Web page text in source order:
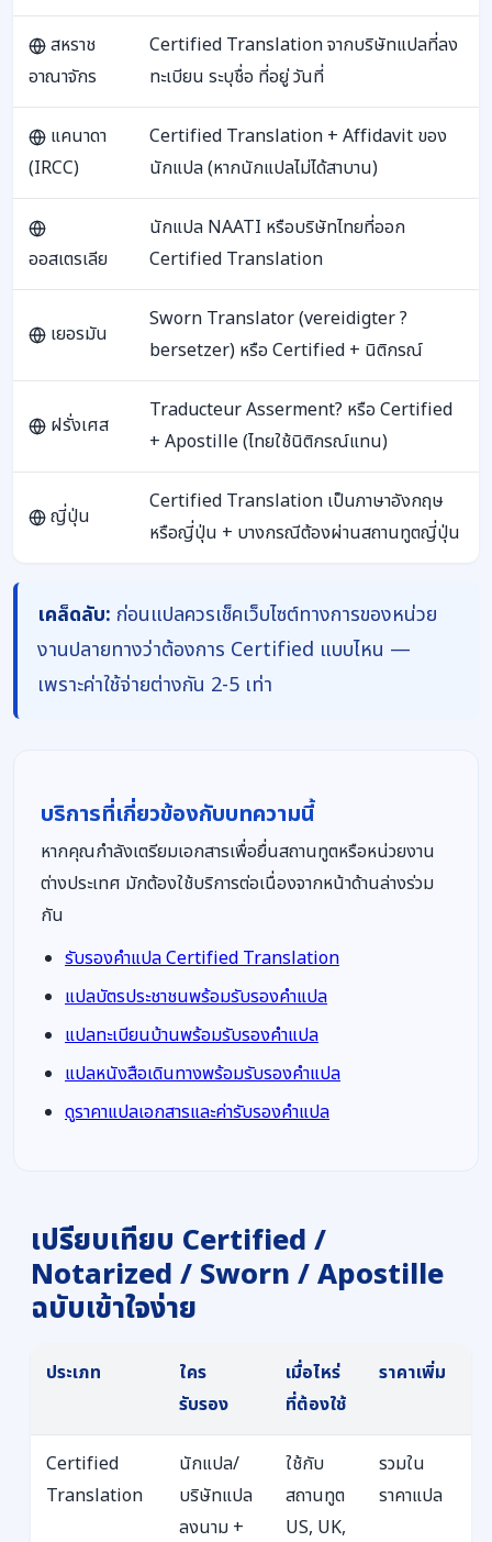
สหราช
อาณาจักร
Certified Translation จากบริษัทแปลที่ลง
ทะเบียน ระบุชื่อ ที่อยู่ วันที่
แคนาดา
(IRCC)
Certified Translation + Affidavit ของ
นักแปล (หากนักแปลไม่ได้สาบาน)
ออสเตรเลีย
นักแปล NAATI หรือบริษัทไทยที่ออก
Certified Translation
เยอรมัน
Sworn Translator (vereidigter ?
bersetzer) หรือ Certified + นิติกรณ์
ฝรั่งเศส
Traducteur Asserment? หรือ Certified
+ Apostille (ไทยใช้นิติกรณ์แทน)
ญี่ปุ่น
Certified Translation เป็นภาษาอังกฤษ
หรือญี่ปุ่น + บางกรณีต้องผ่านสถานทูตญี่ปุ่น
เคล็ดลับ: ก่อนแปลควรเช็คเว็บไซต์ทางการของหน่วย
งานปลายทางว่าต้องการ Certified แบบไหน —
เพราะค่าใช้จ่ายต่างกัน 2-5 เท่า
บริการที่เกี่ยวข้องกับบทความนี้
หากคุณกำลังเตรียมเอกสารเพื่อยื่นสถานทูตหรือหน่วยงาน
ต่างประเทศ มักต้องใช้บริการต่อเนื่องจากหน้าด้านล่างร่วม
กัน
รับรองคำแปล Certified Translation
แปลบัตรประชาชนพร้อมรับรองคำแปล
แปลทะเบียนบ้านพร้อมรับรองคำแปล
แปลหนังสือเดินทางพร้อมรับรองคำแปล
ดูราคาแปลเอกสารและค่ารับรองคำแปล
เปรียบเทียบ Certified /
Notarized / Sworn / Apostille
ฉบับเข้าใจง่าย
ประเภท
ใคร
รับรอง
เมื่อไหร่
ที่ต้องใช้
ราคาเพิ่ม
Certified
Translation
นักแปล/
บริษัทแปล
ลงนาม +
ใช้กับ
สถานทูต
US, UK,
รวมใน
ราคาแปล